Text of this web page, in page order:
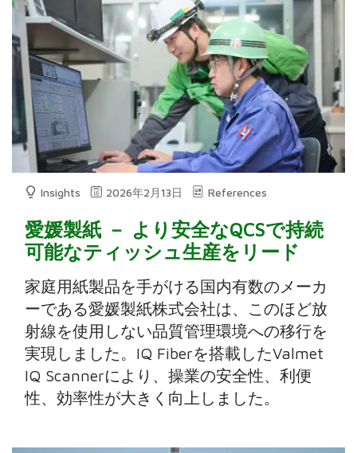
Insights 2026年2月13日 References
愛媛製紙 － より安全なQCSで持続
可能なティッシュ生産をリード
家庭用紙製品を手がける国内有数のメーカ
ーである愛媛製紙株式会社は、このほど放
射線を使用しない品質管理環境への移行を
実現しました。IQ Fiberを搭載したValmet
IQ Scannerにより、操業の安全性、利便
性、効率性が大きく向上しました。